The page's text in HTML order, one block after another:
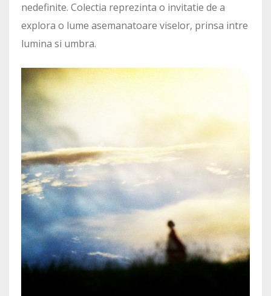
nedefinite. Colectia reprezinta o invitatie de a
explora o lume asemanatoare viselor, prinsa intre
lumina si umbra.